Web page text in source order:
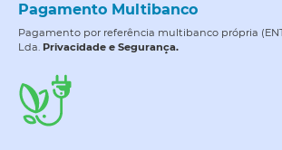
Pagamento Multibanco
Pagamento por referência multibanco própria
Lda. Privacidade e Segurança.